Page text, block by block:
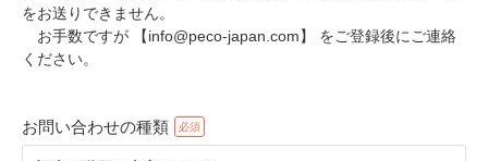
をお送りできません。
お手数ですが 【info@peco-japan.com】 をご登録後にご連絡
ください。
お問い合わせの種類